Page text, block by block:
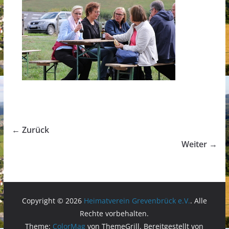
← Zurück
Weiter →
Copyright © 2026 Heimatverein Grevenbrück e.V.. Alle
Rechte vorbehalten.
Theme: ColorMag von ThemeGrill. Bereitgestellt von